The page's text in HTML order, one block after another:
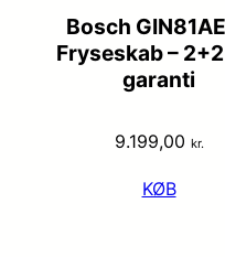
Bosch
Fryseskab –
garanti
9.199,00 kr.
KØB